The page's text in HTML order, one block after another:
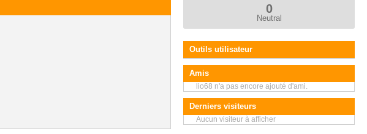
0
Neutral
Outils utilisateur
Amis
lio68 n'a pas encore ajouté d'ami.
Derniers visiteurs
Aucun visiteur à afficher